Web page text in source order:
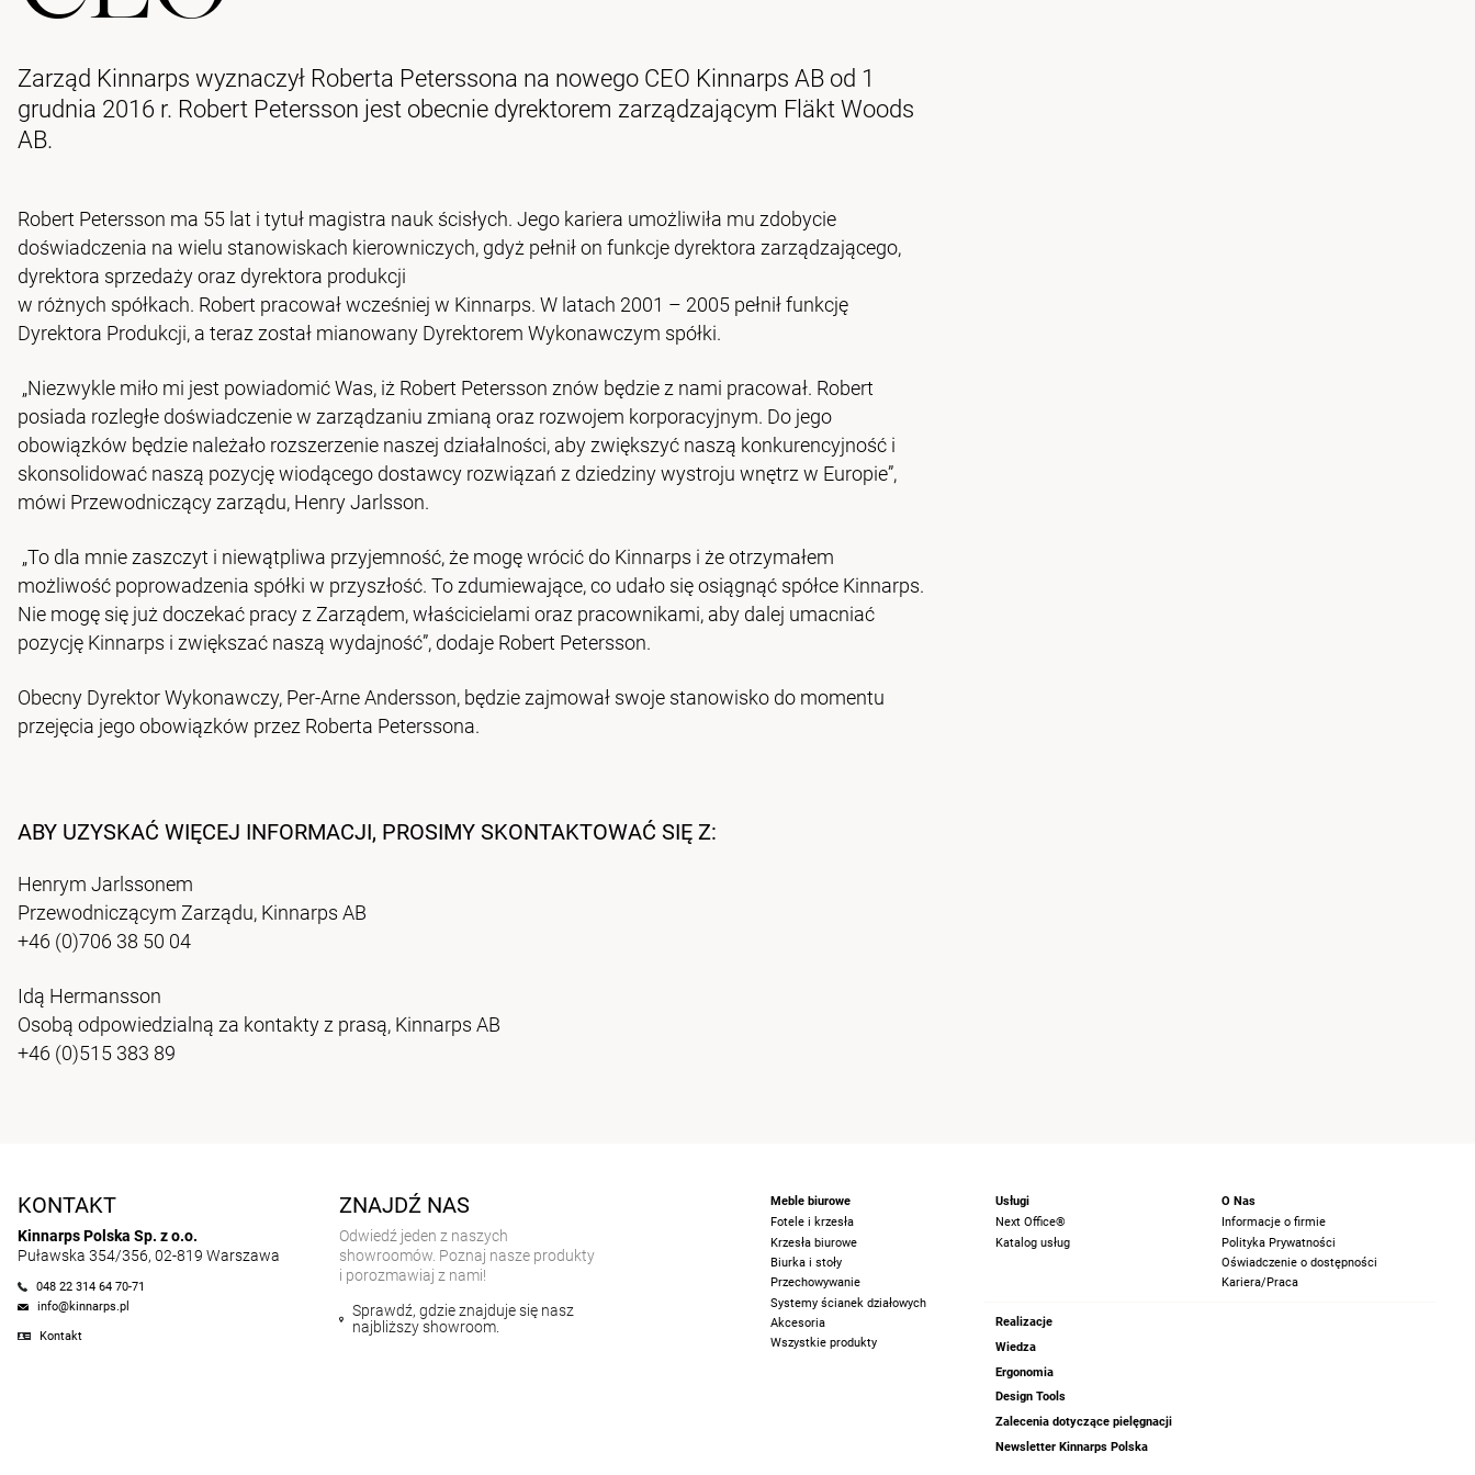
Zarząd Kinnarps wyznaczył Roberta Peterssona na nowego CEO Kinnarps AB od 1
grudnia 2016 r. Robert Petersson jest obecnie dyrektorem zarządzającym Fläkt Woods
AB.
Robert Petersson ma 55 lat i tytuł magistra nauk ścisłych. Jego kariera umożliwiła mu zdobycie
doświadczenia na wielu stanowiskach kierowniczych, gdyż pełnił on funkcje dyrektora zarządzającego,
dyrektora sprzedaży oraz dyrektora produkcji
w różnych spółkach. Robert pracował wcześniej w Kinnarps. W latach 2001 – 2005 pełnił funkcję
Dyrektora Produkcji, a teraz został mianowany Dyrektorem Wykonawczym spółki.
„Niezwykle miło mi jest powiadomić Was, iż Robert Petersson znów będzie z nami pracował. Robert
posiada rozległe doświadczenie w zarządzaniu zmianą oraz rozwojem korporacyjnym. Do jego
obowiązków będzie należało rozszerzenie naszej działalności, aby zwiększyć naszą konkurencyjność i
skonsolidować naszą pozycję wiodącego dostawcy rozwiązań z dziedziny wystroju wnętrz w Europie”,
mówi Przewodniczący zarządu, Henry Jarlsson.
„To dla mnie zaszczyt i niewątpliwa przyjemność, że mogę wrócić do Kinnarps i że otrzymałem
możliwość poprowadzenia spółki w przyszłość. To zdumiewające, co udało się osiągnąć spółce Kinnarps.
Nie mogę się już doczekać pracy z Zarządem, właścicielami oraz pracownikami, aby dalej umacniać
pozycję Kinnarps i zwiększać naszą wydajność”, dodaje Robert Petersson.
Obecny Dyrektor Wykonawczy, Per-Arne Andersson, będzie zajmował swoje stanowisko do momentu
przejęcia jego obowiązków przez Roberta Peterssona.
ABY UZYSKAĆ WIĘCEJ INFORMACJI, PROSIMY SKONTAKTOWAĆ SIĘ Z:
Henrym Jarlssonem
Przewodniczącym Zarządu, Kinnarps AB
+46 (0)706 38 50 04
Idą Hermansson
Osobą odpowiedzialną za kontakty z prasą, Kinnarps AB
+46 (0)515 383 89
KONTAKT
Kinnarps Polska Sp. z o.o.
Puławska 354/356, 02-819 Warszawa
048 22 314 64 70-71
info@kinnarps.pl
Kontakt
ZNAJDŹ NAS
Odwiedź jeden z naszych
showroomów. Poznaj nasze produkty
i porozmawiaj z nami!
Sprawdź, gdzie znajduje się nasz
najbliższy showroom.
Meble biurowe
Fotele i krzesła
Krzesła biurowe
Biurka i stoły
Przechowywanie
Systemy ścianek działowych
Akcesoria
Wszystkie produkty
Usługi
Next Office®
Katalog usług
O Nas
Informacje o firmie
Polityka Prywatności
Oświadczenie o dostępności
Kariera/Praca
Realizacje
Wiedza
Ergonomia
Design Tools
Zalecenia dotyczące pielęgnacji
Newsletter Kinnarps Polska